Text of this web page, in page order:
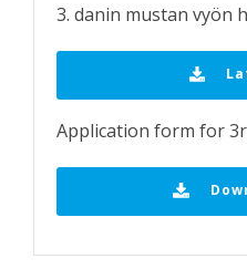
3. danin mustan vyön
Application form for